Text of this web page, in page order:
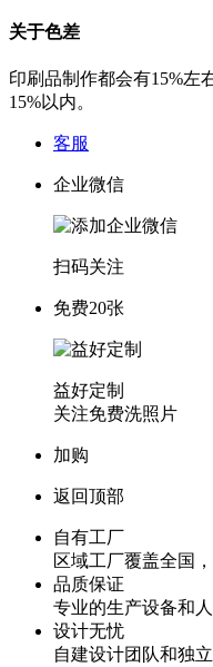
关于色差
印刷品制作都会有15%左
15%以内。
客服
企业微信
扫码关注
免费20张
益好定制
关注免费洗照片
加购
返回顶部
自有工厂
区域工厂覆盖全国
品质保证
专业的生产设备和人
设计无忧
自建设计团队和独